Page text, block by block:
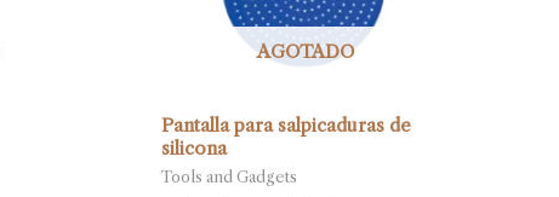
AGOTADO
Pantalla para salpicaduras de
silicona
Tools and Gadgets